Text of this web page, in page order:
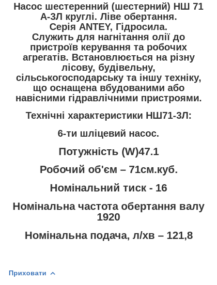
Насос шестеренний (шестерний) НШ 71
A-3Л круглі. Ліве обертання.
Серія ANTEY, Гідросила.
Служить для нагнітання олії до
пристроїв керування та робочих
агрегатів. Встановлюється на різну
лісову, будівельну,
сільськогосподарську та іншу техніку,
що оснащена вбудованими або
навісними гідравлічними пристроями.
Технічні характеристики НШ71-3Л:
6-ти шліцевий насос.
Потужність (W)47.1
Робочий об'єм – 71см.куб.
Номінальний тиск - 16
Номінальна частота обертання валу
1920
Номінальна подача, л/хв – 121,8
Приховати